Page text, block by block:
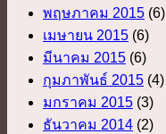
พฤษภาคม 2015 (6)
เมษายน 2015 (6)
มีนาคม 2015 (6)
กุมภาพันธ์ 2015 (4)
มกราคม 2015 (3)
ธันวาคม 2014 (2)